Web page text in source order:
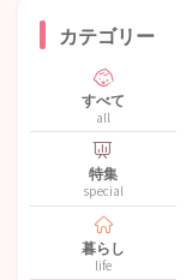
カテゴリー
すべて
all
特集
special
暮らし
life